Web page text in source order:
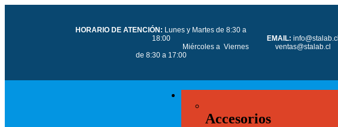
HORARIO DE ATENCIÓN: Lunes y Martes de 8:30 a
18:00
Miércoles a Viernes
de 8:30 a 17:00
EMAIL:info@stalab.cl
ventas@stalab.cl
Accesorios